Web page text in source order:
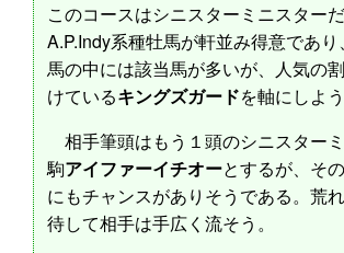
このコースはシニスターミニスター
A.P.Indy系種牡馬が軒並み得意であ
馬の中には該当馬が多いが、人気の
けているキングズガードを軸にしよう
相手筆頭はもう１頭のシニスター
駒アイファーイチオーとするが、そ
にもチャンスがありそうである。荒
待して相手は手広く流そう。